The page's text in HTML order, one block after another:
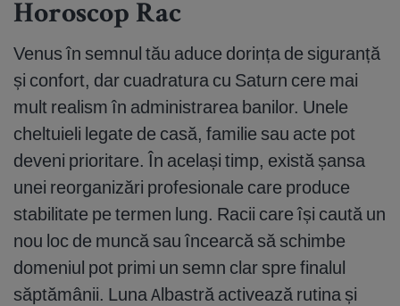
Horoscop Rac
Venus în semnul tău aduce dorința de siguranță
și confort, dar cuadratura cu Saturn cere mai
mult realism în administrarea banilor. Unele
cheltuieli legate de casă, familie sau acte pot
deveni prioritare. În același timp, există șansa
unei reorganizări profesionale care produce
stabilitate pe termen lung. Racii care își caută un
nou loc de muncă sau încearcă să schimbe
domeniul pot primi un semn clar spre finalul
săptămânii. Luna Albastră activează rutina și